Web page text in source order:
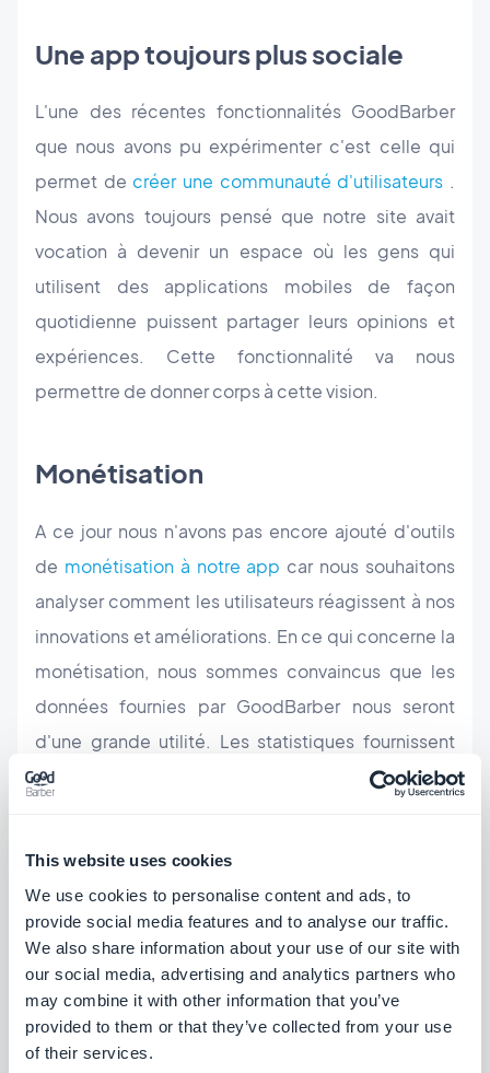
This website uses cookies
We use cookies to personalise content and ads, to
provide social media features and to analyse our traffic.
We also share information about your use of our site with
our social media, advertising and analytics partners who
may combine it with other information that you’ve
provided to them or that they’ve collected from your use
of their services.
Une app toujours plus sociale
L'une des récentes fonctionnalités GoodBarber
que nous avons pu expérimenter c'est celle qui
permet de créer une communauté d'utilisateurs .
Nous avons toujours pensé que notre site avait
vocation à devenir un espace où les gens qui
utilisent des applications mobiles de façon
quotidienne puissent partager leurs opinions et
expériences. Cette fonctionnalité va nous
permettre de donner corps à cette vision.
Monétisation
A ce jour nous n'avons pas encore ajouté d'outils
de monétisation à notre app car nous souhaitons
analyser comment les utilisateurs réagissent à nos
innovations et améliorations. En ce qui concerne la
monétisation, nous sommes convaincus que les
données fournies par GoodBarber nous seront
d'une grande utilité. Les statistiques fournissent
de précieuses informations sur l'usage de notre
externes ou Ad server interne.
* La version iOS est en révision
POUR ALLER PLUS LOIN :